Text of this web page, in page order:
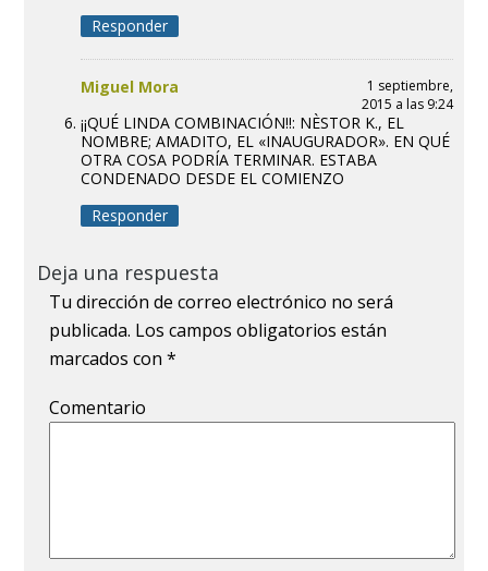
Responder
Miguel Mora
1 septiembre,
2015 a las 9:24
¡¡QUÉ LINDA COMBINACIÓN!!: NÈSTOR K., EL
NOMBRE; AMADITO, EL «INAUGURADOR». EN QUÉ
OTRA COSA PODRÍA TERMINAR. ESTABA
CONDENADO DESDE EL COMIENZO
Responder
Deja una respuesta
Tu dirección de correo electrónico no será
publicada. Los campos obligatorios están
marcados con*
Comentario